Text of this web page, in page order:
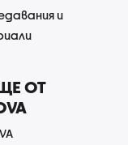
и
ОТ